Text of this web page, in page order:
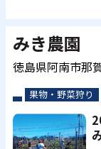
みき農園
徳島県阿南市那
果物・野菜狩り